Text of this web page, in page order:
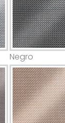
Negro